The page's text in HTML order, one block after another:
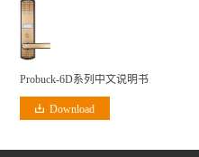
Probuck-6D系列中文说明书
Download